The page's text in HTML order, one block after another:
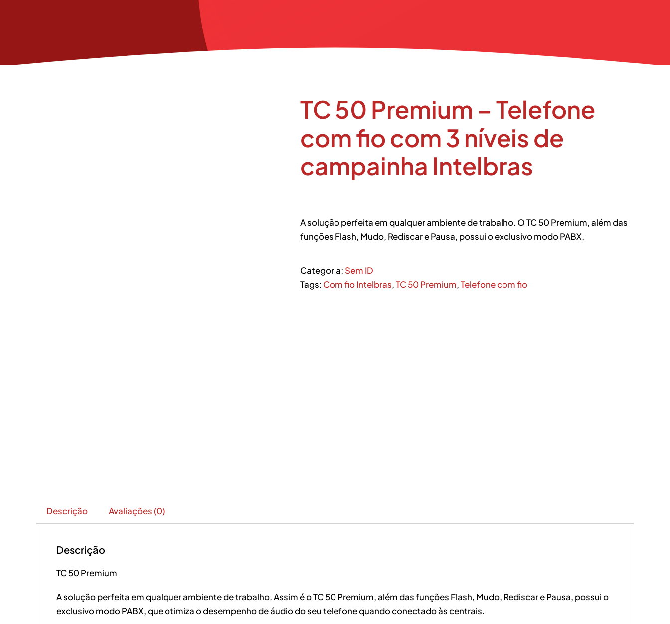
TC 50 Premium – Telefone
com fio com 3 níveis de
campainha Intelbras
A solução perfeita em qualquer ambiente de trabalho. O TC 50 Premium, além das
funções Flash, Mudo, Rediscar e Pausa, possui o exclusivo modo PABX.
Categoria: Sem ID
Tags: Com fio Intelbras,TC 50 Premium,Telefone com fio
Descrição Avaliações (0)
Descrição
TC 50 Premium
A solução perfeita em qualquer ambiente de trabalho. Assim é o TC 50 Premium, além das funções Flash, Mudo, Rediscar e Pausa, possui o
exclusivo modo PABX, que otimiza o desempenho de áudio do seu telefone quando conectado às centrais.